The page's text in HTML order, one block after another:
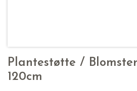
Plantestøtte /
120cm